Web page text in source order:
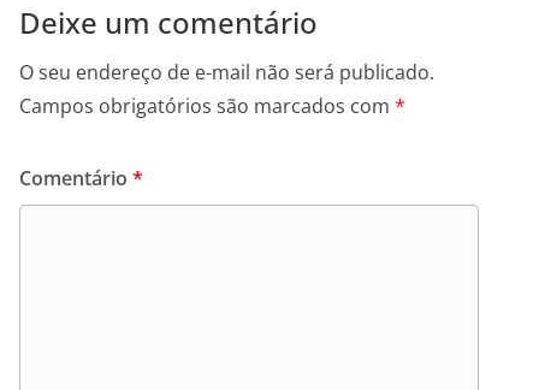
Deixe um comentário
O seu endereço de e-mail não será publicado.
Campos obrigatórios são marcados com *
Comentário *